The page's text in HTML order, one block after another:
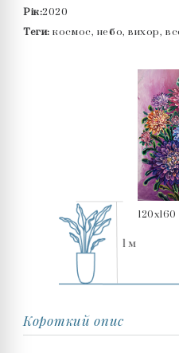
Рік:2020
Теги: космос, небо, вихор,
120x160
Короткий опис